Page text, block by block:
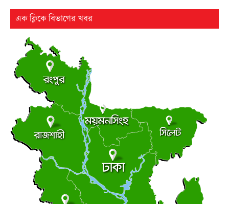
ঢাকা-ভাঙ্গা এক্সপ্রেসওয়ের শিবচরে ২ বাসের সংঘর্ষে আহত ৫
রবিবার ● ৯ আগস্ট ২০২৬
●ড্যাবের ৩৭তম প্রতিষ্ঠাবার্ষিকীর চিকিৎসক সমাবেশে প্রধানমন্ত্রী
রবিবার ● ৯ আগস্ট ২০২৬
●ট্রাম্পের ৪০ কোটি ডলারের ‘বলরুম প্রকল্প’ আটকে দিলেন
আদালত
রবিবার ● ৯ আগস্ট ২০২৬
সন্ত্রাস বিরোধী আইনের মামলায় আ. লীগ-ছাত্রলীগের ৬ জন
এক ক্লিকে বিভাগের খবর